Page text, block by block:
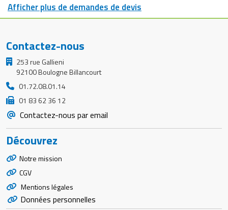
Afficher plus de demandes de devis
Contactez-nous
253 rue Gallieni
92100 Boulogne Billancourt
01.72.08.01.14
01 83 62 36 12
Contactez-nous par email
Découvrez
Notre mission
CGV
Mentions légales
Données personnelles